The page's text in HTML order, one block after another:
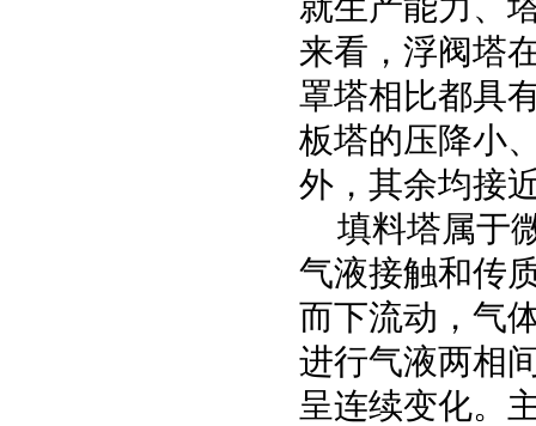
来看，浮阀塔
罩塔相比都具
板塔的压降小
外，其余均接
填料塔属于
气液接触和传
而下流动，气
进行气液两相
呈连续变化。